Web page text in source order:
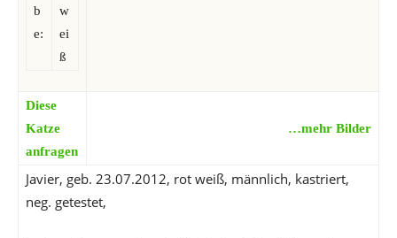
b
e:
w
ei
ß
Diese
Katze
anfragen
…mehr Bilder
Javier, geb. 23.07.2012, rot weiß, männlich, kastriert,
neg. getestet,